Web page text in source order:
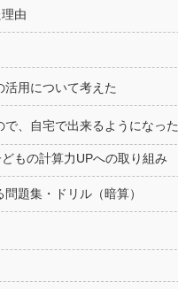
由
用について考えた
、自宅で出来るようになった
もの計算力UPへの取り組み
題集・ドリル（暗算）